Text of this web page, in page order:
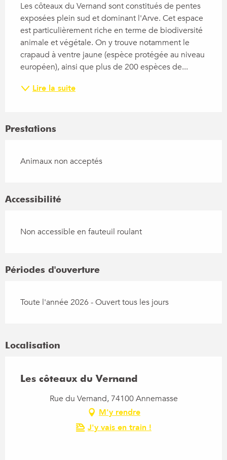
Les côteaux du Vernand sont constitués de pentes
exposées plein sud et dominant l'Arve. Cet espace
est particulièrement riche en terme de biodiversité
animale et végétale. On y trouve notamment le
crapaud à ventre jaune (espèce protégée au niveau
européen), ainsi que plus de 200 espèces de...
Lire la suite
Prestations
Animaux non acceptés
Accessibilité
Non accessible en fauteuil roulant
Périodes d'ouverture
Toute l'année 2026 - Ouvert tous les jours
Localisation
Les côteaux du Vernand
Rue du Vernand, 74100 Annemasse
M'y rendre
J'y vais en train !